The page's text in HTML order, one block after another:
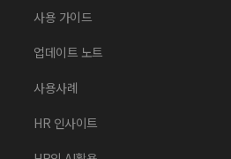
사용 가이드
업데이트 노트
사용사례
HR 인사이트